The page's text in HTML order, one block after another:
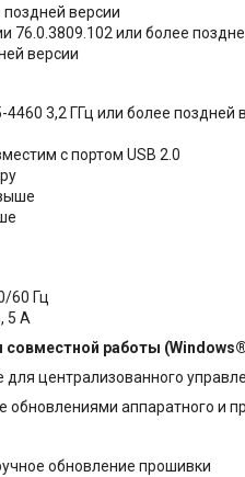
поздней версии
76.0.3809.102 или более
версии
3,2 ГГц или более поздней
с портом USB 2.0
60 Гц
5 A
работы
для централизованного
обновлениями аппаратного и
обновление прошивки